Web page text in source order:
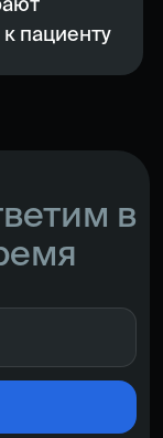
пациенту
в